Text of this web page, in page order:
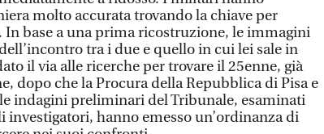
molto accurata trovando la chiave per
In base a una prima ricostruzione, le immagini
tra i due e quello in cui lei sale in
il via alle ricerche per trovare il 25enne, già
dopo che la Procura della Repubblica di Pisa e
indagini preliminari del Tribunale, esaminati
investigatori, hanno emesso un’ordinanza di